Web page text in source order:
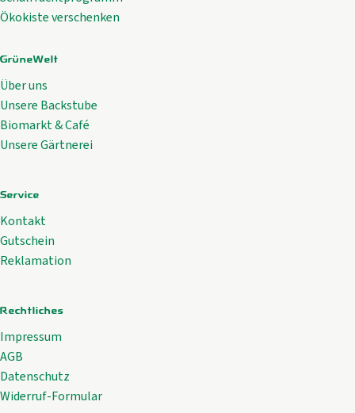
Ökokiste verschenken
GrüneWelt
Über uns
Unsere Backstube
Biomarkt & Café
Unsere Gärtnerei
Service
Kontakt
Gutschein
Reklamation
Rechtliches
Impressum
AGB
Datenschutz
Widerruf-Formular